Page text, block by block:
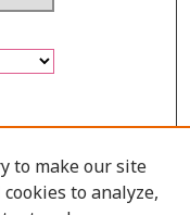
to make our site
to analyze,